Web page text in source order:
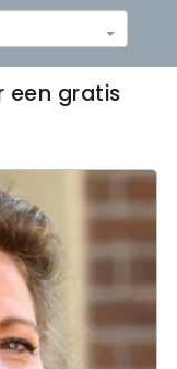
een gratis